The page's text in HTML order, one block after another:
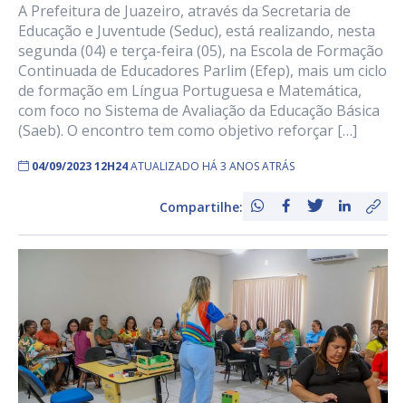
A Prefeitura de Juazeiro, através da Secretaria de
Educação e Juventude (Seduc), está realizando, nesta
segunda (04) e terça-feira (05), na Escola de Formação
Continuada de Educadores Parlim (Efep), mais um ciclo
de formação em Língua Portuguesa e Matemática,
com foco no Sistema de Avaliação da Educação Básica
(Saeb). O encontro tem como objetivo reforçar […]
04/09/2023 12H24ATUALIZADO HÁ 3 ANOS ATRÁS
Compartilhe: